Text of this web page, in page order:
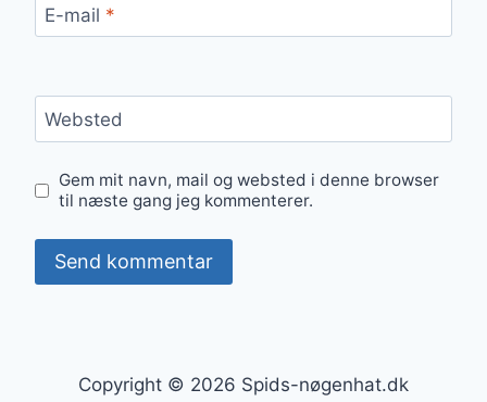
E-mail *
Websted
Gem mit navn, mail og websted i denne browser
til næste gang jeg kommenterer.
Copyright © 2026 Spids-nøgenhat.dk